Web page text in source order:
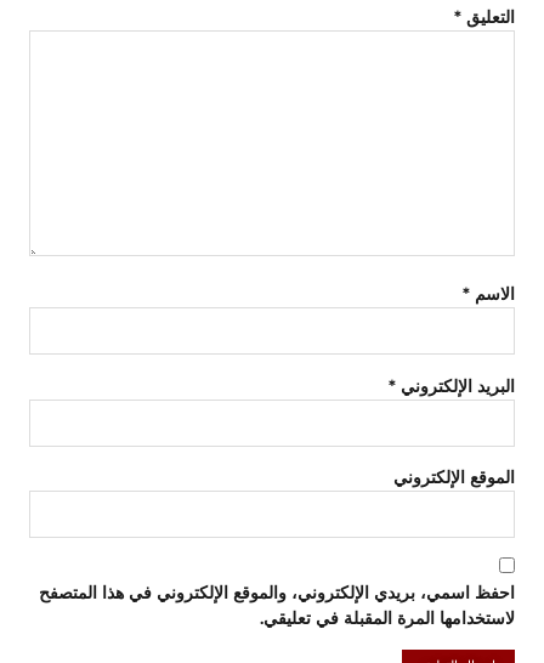
التعليق *
الاسم *
البريد الإلكتروني *
الموقع الإلكتروني
احفظ اسمي، بريدي الإلكتروني، والموقع الإلكتروني في هذا المتصفح
لاستخدامها المرة المقبلة في تعليقي.